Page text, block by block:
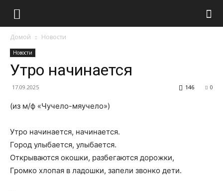
Домой Новости
Новости
Утро начинается
17.09.2025 0
146
(из м/ф «Чучело-мяучело»)
Утро начинается, начинается.
Город улыбается, улыбается.
Открываются окошки, разбегаются дорожки,
Громко хлопая в ладошки, запели звонко дети.